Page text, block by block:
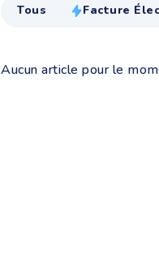
Tous Facture
Aucun article pour le